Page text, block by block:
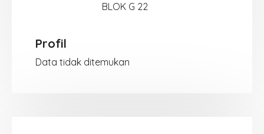
BLOK G 22
Profil
Data tidak ditemukan